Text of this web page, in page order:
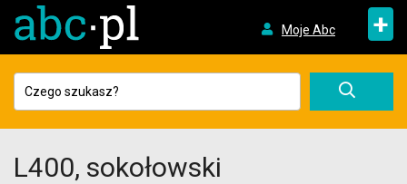
Moje Abc +
L400, sokołowski